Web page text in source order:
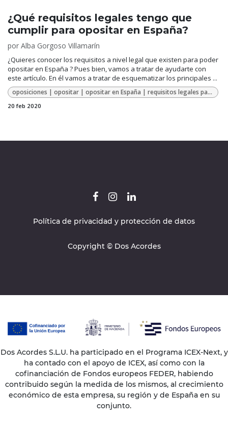
¿Qué requisitos legales tengo que
cumplir para opositar en España?
por Alba Gorgoso Villamarín
¿Quieres conocer los requisitos a nivel legal que existen para poder
opositar en España ? Pues bien, vamos a tratar de ayudarte con
este artículo. En él vamos a tratar de esquematizar los principales ...
oposiciones | opositar | opositar en España | requisitos legales para opositar
20 feb 2020
Política de privacidad y protección de datos
Copyright © Dos Acordes
Dos Acordes S.L.U. ha participado en el Programa ICEX-Next, y
ha contado con el apoyo de ICEX, así como con la
cofinanciación de Fondos europeos FEDER, habiendo
contribuido según la medida de los mismos, al crecimiento
económico de esta empresa, su región y de España en su
conjunto.